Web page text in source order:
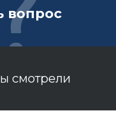
вопрос
смотрели